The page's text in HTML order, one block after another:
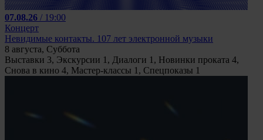
07.08.26 / 19:00
Концерт
Невидимые контакты. 107 лет электронной музыки
8 августа, Суббота
Выставки 3, Экскурсии 1 , Диалоги 1 , Новинки проката 4,
Снова в кино 4, Мастер-классы 1 , Спецпоказы 1